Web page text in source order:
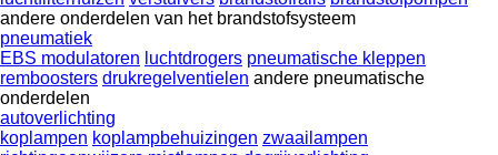
andere onderdelen van het brandstofsysteem
pneumatiek
EBS modulatoren luchtdrogers pneumatische kleppen
remboosters drukregelventielen andere pneumatische
onderdelen
autoverlichting
koplampen koplampbehuizingen zwaailampen